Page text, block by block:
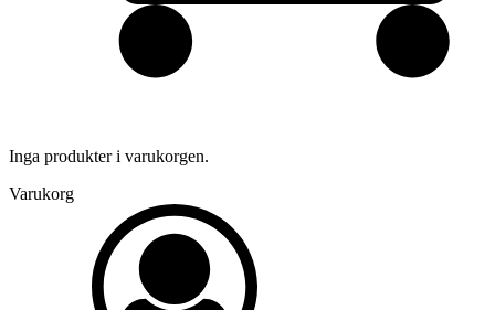
Inga produkter i varukorgen.
Varukorg